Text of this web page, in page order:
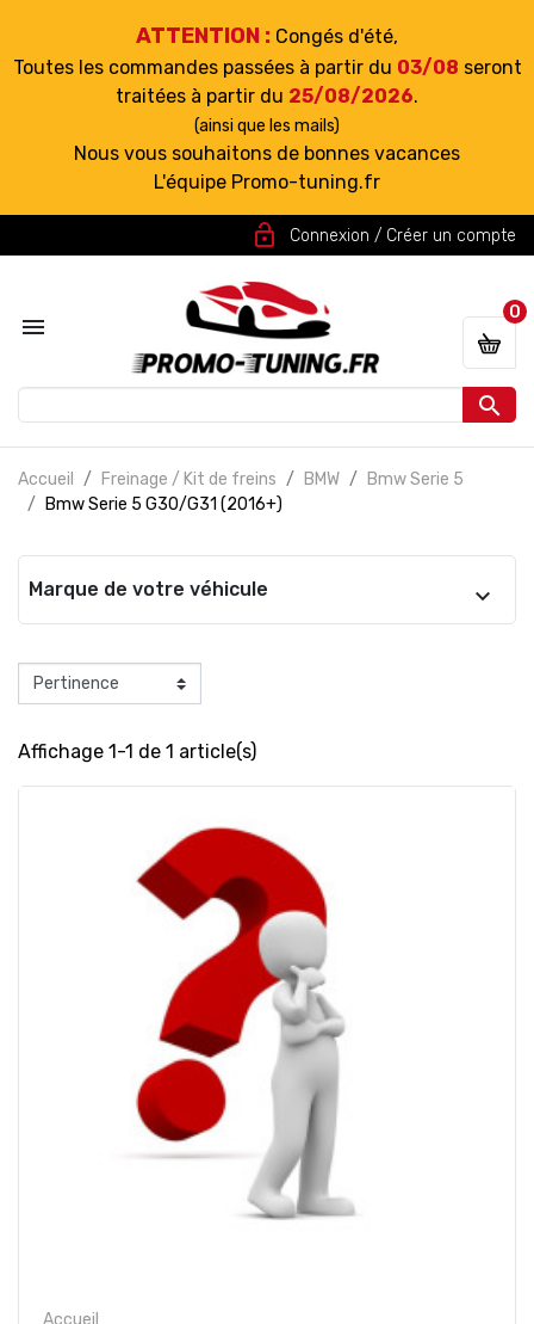
ATTENTION : Congés d'été,
Toutes les commandes passées à partir du 03/08 seront
traitées à partir du 25/08/2026.
(ainsi que les mails)
Nous vous souhaitons de bonnes vacances
L'équipe Promo-tuning.fr
lock_open Connexion / Créer un compte


0
Accueil Freinage / Kit de freins BMW
Bmw Serie 5
Bmw Serie 5 G30/G31 (2016+)
Marque de votre véhicule
Affichage 1-1 de 1 article(s)
Accueil